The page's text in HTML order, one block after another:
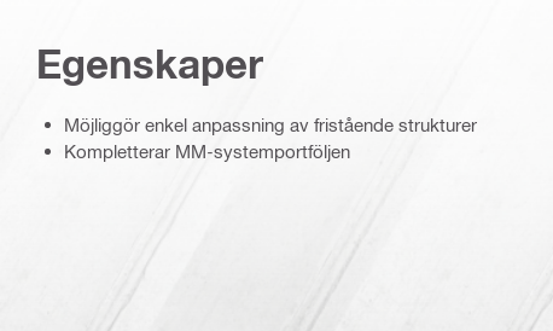
Egenskaper
Möjliggör enkel anpassning av fristående strukturer
Kompletterar MM-systemportföljen